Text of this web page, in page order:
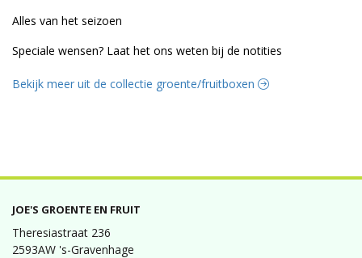
Alles van het seizoen
Speciale wensen? Laat het ons weten bij de notities
Bekijk meer uit de collectie groente/fruitboxen
JOE'S GROENTE EN FRUIT
Theresiastraat 236
2593AW 's-Gravenhage